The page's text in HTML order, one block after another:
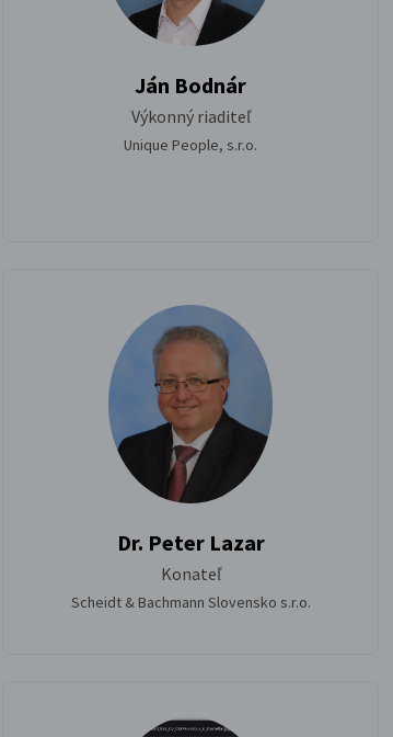
Ján Bodnár
Výkonný riaditeľ
Unique People, s.r.o.
Dr. Peter Lazar
Konateľ
Scheidt & Bachmann Slovensko s.r.o.